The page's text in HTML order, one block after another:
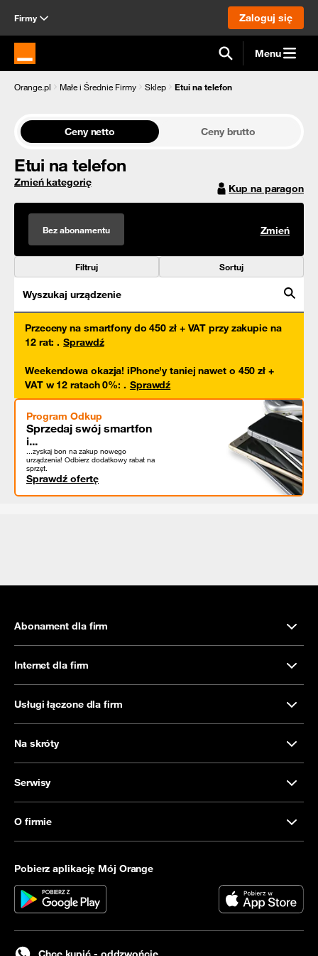
Firmy Zaloguj się
Strona główna Orange.pl Menu
Orange.pl Małe i Średnie Firmy Sklep Etui na telefon
Ceny netto Ceny brutto
Etui na telefon
Zmień kategorię Kup na paragon
Bez abonamentu Zmień
Filtruj Sortuj
Wyszukaj urządzenie
Przeceny na smartfony do 450 zł + VAT przy zakupie na
12 rat: . Sprawdź
Weekendowa okazja! iPhone'y taniej nawet o 450 zł +
VAT w 12 ratach 0%: . Sprawdź
Program Odkup
Sprzedaj swój smartfon
i...
...zyskaj bon na zakup nowego
urządzenia! Odbierz dodatkowy rabat na
sprzęt.
Sprawdź ofertę
Abonament dla firm
Internet dla firm
Usługi łączone dla firm
Na skróty
Serwisy
O firmie
Pobierz aplikację Mój Orange